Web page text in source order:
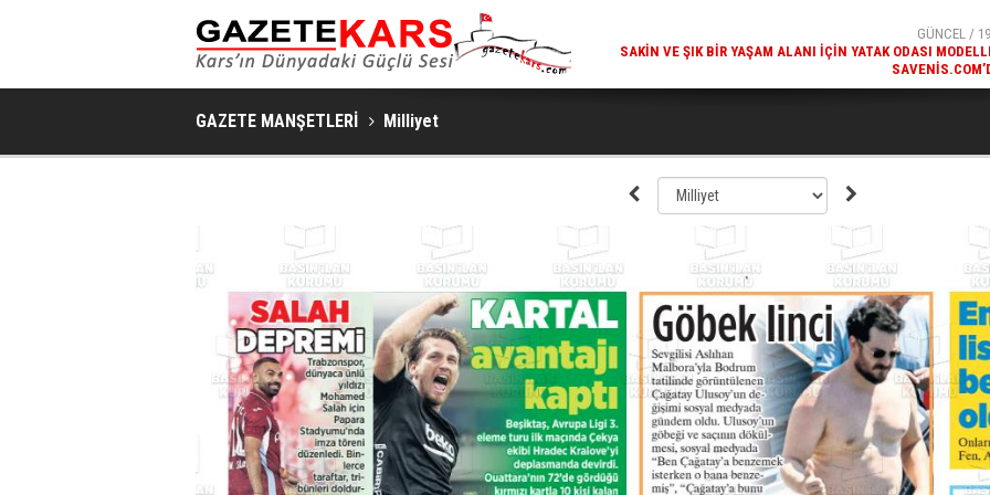
GÜNCEL /
KARS'IN TURIZM POTANSIYELI BAKÜ'DE
GAZETE MANŞETLERİ Milliyet